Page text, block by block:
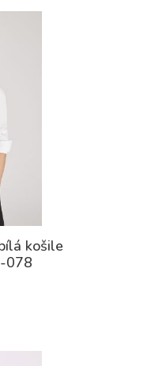
košile
078